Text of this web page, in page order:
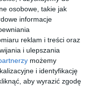
osobowe, takie jak
informacje
reklam i treści oraz
i ulepszania
możemy
i identyfikację
aby wyrazić zgodę